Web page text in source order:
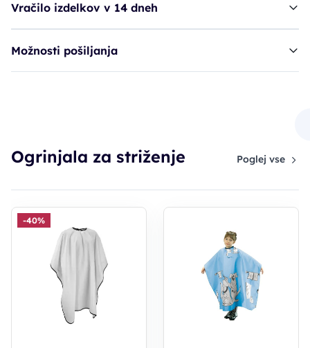
Vračilo izdelkov v 14 dneh
Možnosti pošiljanja
Ogrinjala za striženje Poglej vse
-40%